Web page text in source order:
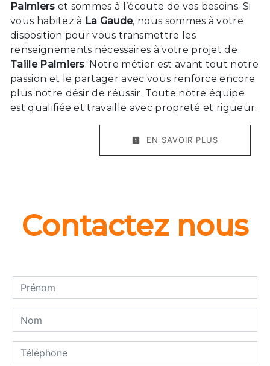
Palmiers et sommes à l’écoute de vos besoins. Si
vous habitez à La Gaude, nous sommes à votre
disposition pour vous transmettre les
renseignements nécessaires à votre projet de
Taille Palmiers. Notre métier est avant tout notre
passion et le partager avec vous renforce encore
plus notre désir de réussir. Toute notre équipe
est qualifiée et travaille avec propreté et rigueur.
EN SAVOIR PLUS
Contactez nous